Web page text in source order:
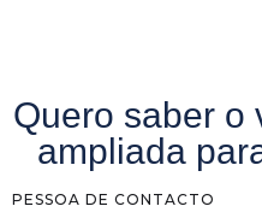
Quero saber o
ampliada
PESSOA DE CONTACTO